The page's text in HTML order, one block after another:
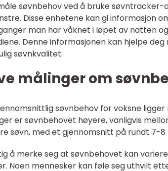
søvnbehov ved å bruke søvntracker-
Disse enhetene kan gi informasjon
man har våknet i løpet av natten
Denne informasjonen kan hjelpe
søvnkvalitet.
målinger om
søvnbehov for voksne
er søvnbehovet høyere, vanligvis
søvn, med et gjennomsnitt på rundt 7-8
å merke seg at søvnbehovet kan
Noen mennesker kan føle seg uthvilt